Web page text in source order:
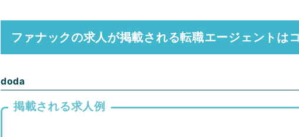
ファナックの求人が掲載される転職エージェントは
doda
掲載される求人例